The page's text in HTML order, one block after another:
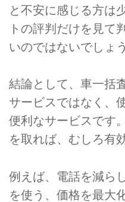
と不安に感じる方は
トの評判だけを見て
いのではないでしょ
結論として、車一括
サービスではなく、
便利なサービスです
を取れば、むしろ有
例えば、電話を減ら
を使う、価格を最大